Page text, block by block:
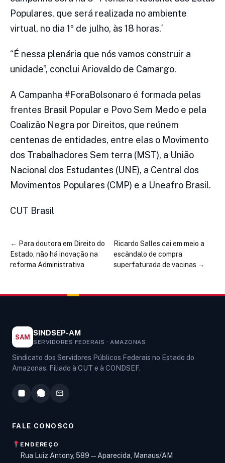
Populares, que será realizada no ambiente
virtual, no dia 1º de julho, às 18 horas.´
“É nessa plenária que nós vamos construir a
unidade”, conclui Ariovaldo de Camargo.
A Campanha #ForaBolsonaro é formada pelas
frentes Brasil Popular e Povo Sem Medo e pela
Coalizão Negra por Direitos, que reúnem
centenas de entidades, entre elas o Movimento
dos Trabalhadores Sem terra (MST), a União
Nacional dos Estudantes (UNE), a Central dos
Movimentos Populares (CMP) e a Uneafro Brasil.
CUT Brasil
← Para doutora em Direito do
Estado, não há inovação na
reforma Administrativa
Ricardo Salles cai em meio a
escândalo de compra
superfaturada de vacinas →
SAM SINDSEP-AM
SERVIDORES FEDERAIS · AMAZONAS
Sindicato dos Servidores Públicos Federais no Estado do
Amazonas. Filiado à CUT e à CONDSEF.
FALE CONOSCO
ENDEREÇO
Rua Luiz Antony, 589 — Aparecida, Manaus/AM